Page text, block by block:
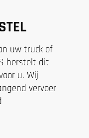
uw truck of
herstelt dit
u. Wij
vervoer